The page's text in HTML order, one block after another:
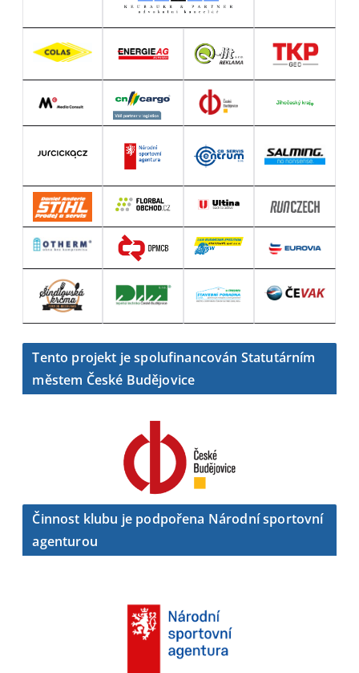
Tento projekt je spolufinancován Statutárním
městem České Budějovice
Činnost klubu je podpořena Národní sportovní
agenturou